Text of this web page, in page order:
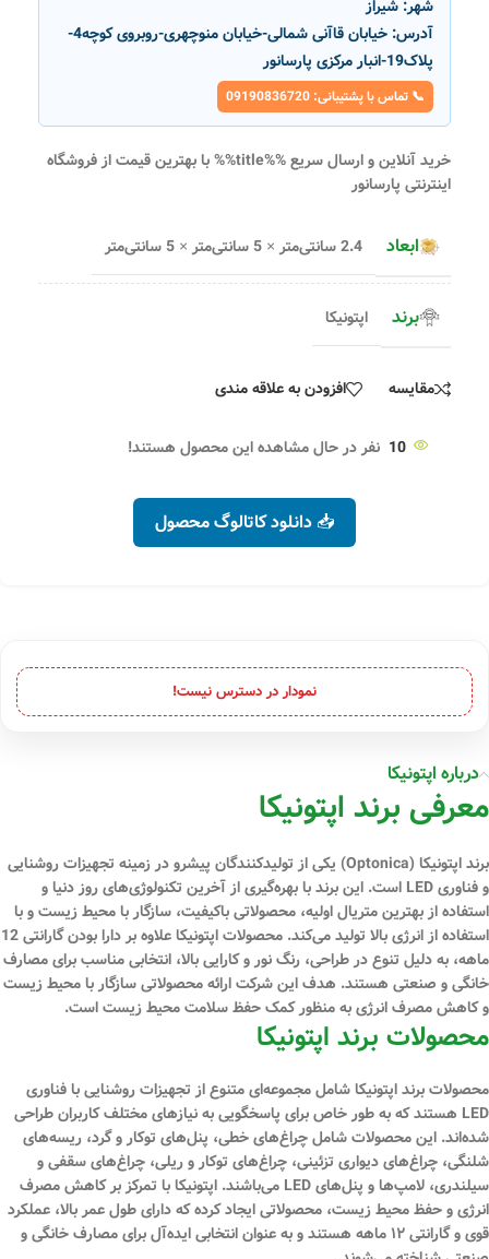
شهر: شیراز
آدرس:
خیابان قاآنی شمالی-خیابان منوچهری-روبروی کوچه4-
پلاک19-انبار مرکزی پارسانور
📞 تماس با پشتیبانی: 09190836720
خرید آنلاین و ارسال سریع %%title%% با بهترین قیمت از فروشگاه
اینترنتی پارسانور
ابعاد 2.4 سانتی‌متر × 5 سانتی‌متر × 5 سانتی‌متر
برند اپتونیکا
مقایسه افزودن به علاقه مندی
10 نفر در حال مشاهده این محصول هستند!
📥 دانلود کاتالوگ محصول
نمودار در دسترس نیست!
درباره اپتونیکا
معرفی برند اپتونیکا
برند اپتونیکا (Optonica) یکی از تولیدکنندگان پیشرو در زمینه تجهیزات روشنایی
و فناوری LED است. این برند با بهره‌گیری از آخرین تکنولوژی‌های روز دنیا و
استفاده از بهترین متریال اولیه، محصولاتی باکیفیت، سازگار با محیط زیست و با
استفاده از انرژی بالا تولید می‌کند. محصولات اپتونیکا علاوه بر دارا بودن گارانتی 12
ماهه، به دلیل تنوع در طراحی، رنگ نور و کارایی بالا، انتخابی مناسب برای مصارف
خانگی و صنعتی هستند. هدف این شرکت ارائه محصولاتی سازگار با محیط‌ زیست
و کاهش مصرف انرژی به‌ منظور کمک حفظ سلامت محیط زیست است.
محصولات برند اپتونیکا
محصولات برند اپتونیکا شامل مجموعه‌ای متنوع از تجهیزات روشنایی با فناوری
LED هستند که به طور خاص برای پاسخگویی به نیازهای مختلف کاربران طراحی
شده‌اند. این محصولات شامل چراغ‌های خطی، پنل‌های توکار و گرد، ریسه‌های
شلنگی، چراغ‌های دیواری تزئینی، چراغ‌های توکار و ریلی، چراغ‌های سقفی و
سیلندری، لامپ‌ها و پنل‌های LED می‌باشند. اپتونیکا با تمرکز بر کاهش مصرف
انرژی و حفظ محیط زیست، محصولاتی ایجاد کرده که دارای طول عمر بالا، عملکرد
قوی و گارانتی ۱۲ ماهه هستند و به عنوان انتخابی ایده‌آل برای مصارف خانگی و